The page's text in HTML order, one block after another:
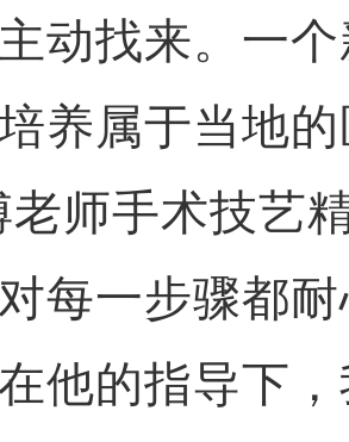
动找来。一
养属于当地
师手术技艺精
每一步骤都
他的指导下